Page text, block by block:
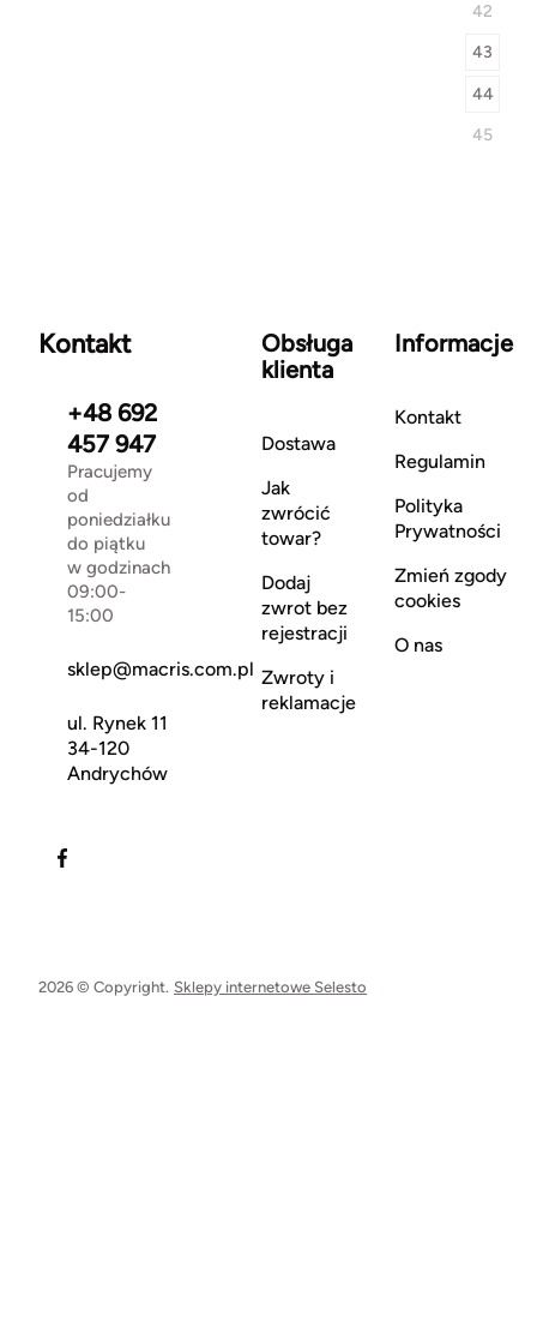
42
43
44
45
Kontakt
+48 692
457 947
Pracujemy
od
poniedziałku
do piątku
w godzinach
09:00-
15:00
sklep@macris.com.pl
ul. Rynek 11
34-120
Andrychów
Obsługa
klienta
Dostawa
Jak
zwrócić
towar?
Dodaj
zwrot bez
rejestracji
Zwroty i
reklamacje
Informacje
Kontakt
Regulamin
Polityka
Prywatności
Zmień zgody
cookies
O nas
2026 © Copyright. Sklepy internetowe Selesto